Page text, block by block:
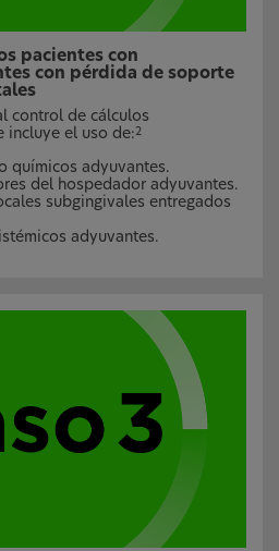
pacientes con
con pérdida de soporte
control de cálculos
incluye el uso de: 2
químicos adyuvantes.
del hospedador adyuvantes.
subgingivales entregados
adyuvantes.